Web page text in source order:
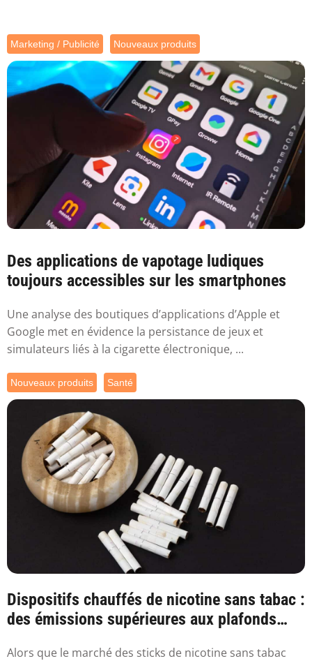
Marketing / Publicité Nouveaux produits
Des applications de vapotage ludiques
toujours accessibles sur les smartphones
Une analyse des boutiques d’applications d’Apple et
Google met en évidence la persistance de jeux et
simulateurs liés à la cigarette électronique, ...
Nouveaux produits Santé
Dispositifs chauffés de nicotine sans tabac :
des émissions supérieures aux plafonds
Alors que le marché des sticks de nicotine sans tabac